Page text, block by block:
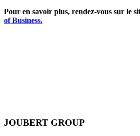
Pour en savoir plus, rendez-vous sur le
of Business.
JOUBERT GROUP